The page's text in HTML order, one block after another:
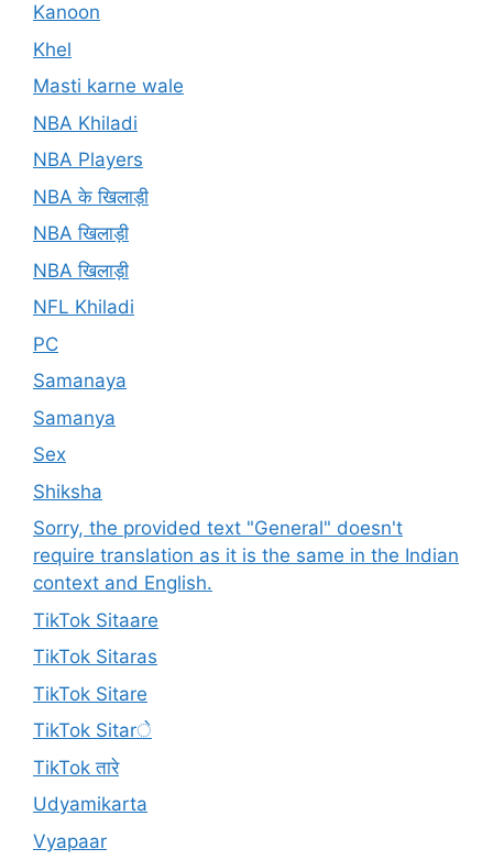
Kanoon
Khel
Masti karne wale
NBA Khiladi
NBA Players
NBA के खिलाड़ी
NBA खिलाड़ी
NBA खिलाड़ी
NFL Khiladi
PC
Samanaya
Samanya
Sex
Shiksha
Sorry, the provided text "General" doesn't
require translation as it is the same in the Indian
context and English.
TikTok Sitaare
TikTok Sitaras
TikTok Sitare
TikTok Sitarे
TikTok तारे
Udyamikarta
Vyapaar